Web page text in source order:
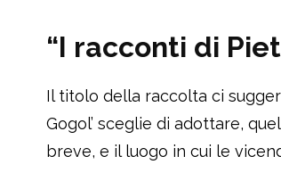
“I racconti di
Il titolo della raccolta ci
Gogol’ sceglie di adottare,
breve, e il luogo in cui le